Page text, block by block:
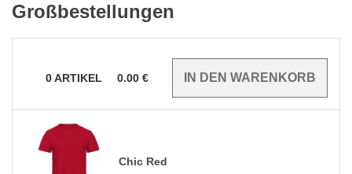
Großbestellungen
0ARTIKEL 0.00 €
Chic Red